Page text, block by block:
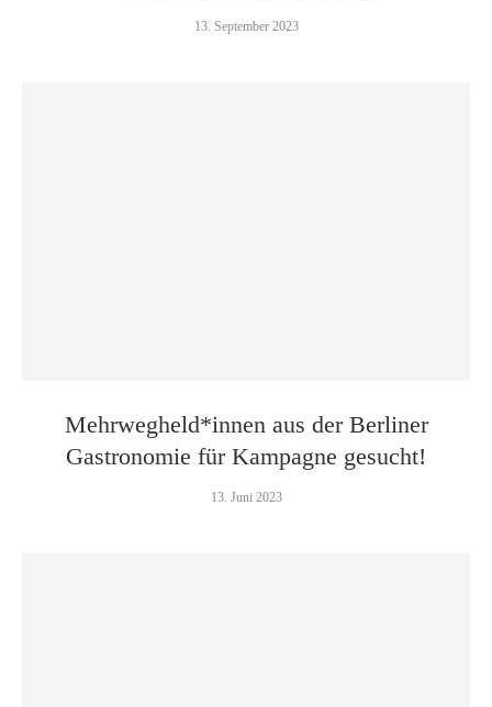
13. September 2023
Mehrwegheld*innen aus der Berliner
Gastronomie für Kampagne gesucht!
13. Juni 2023